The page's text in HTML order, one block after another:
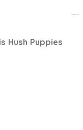
Hush Puppies